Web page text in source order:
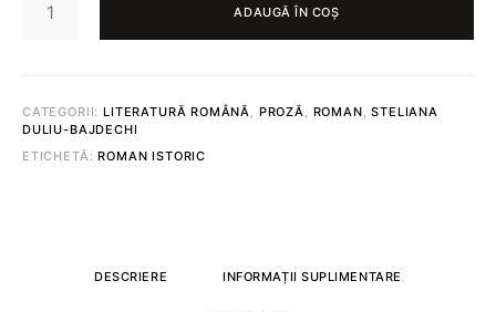
TIMPUL
ADAUGĂ ÎN COȘ
CATEGORII:LITERATURĂ ROMÂNĂ, PROZĂ, ROMAN,STELIANA
DULIU-BAJDECHI
ETICHETĂ:ROMAN ISTORIC
DESCRIERE INFORMAȚII SUPLIMENTARE